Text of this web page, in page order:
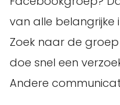
van alle belangrijke
Zoek naar de groep
doe snel een
Andere